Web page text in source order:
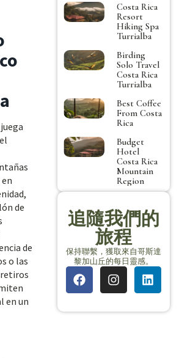
de
de
o las
en un
Costa Rica
Resort
Hiking Spa
Turrialba
Birding
Solo Travel
Costa Rica
Turrialba
Best Coffee
From Costa
Rica
Budget
Hotel
Costa Rica
Mountain
Region
追隨我們的
旅程
保持聯繫，獲取來自哥斯達
黎加山丘的每日靈感。